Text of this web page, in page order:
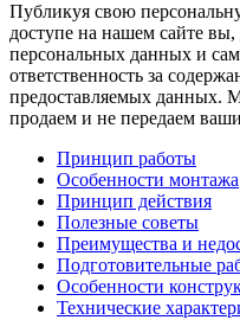
Публикуя свою
доступе на нашем сайте вы,
персональных данных и
ответственность за
предоставляемых данных.
продаем и не передаем
Принцип работы
Особенности монтажа
Принцип действия
Полезные советы
Преимущества и
Подготовительные
Особенности
Технические